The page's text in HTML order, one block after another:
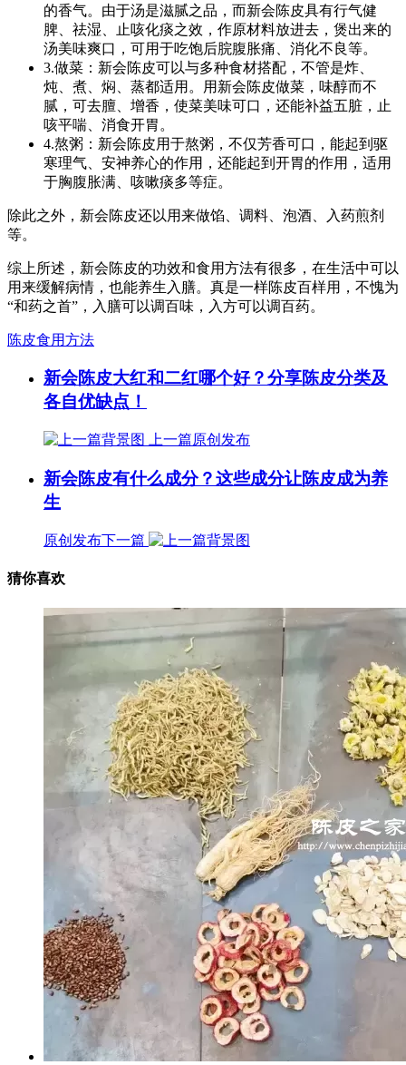
的香气。由于汤是滋腻之品，而新会陈皮具有行气健
脾、祛湿、止咳化痰之效，作原材料放进去，煲出来的
汤美味爽口，可用于吃饱后脘腹胀痛、消化不良等。
3.做菜：新会陈皮可以与多种食材搭配，不管是炸、
炖、煮、焖、蒸都适用。用新会陈皮做菜，味醇而不
腻，可去膻、增香，使菜美味可口，还能补益五脏，止
咳平喘、消食开胃。
4.熬粥：新会陈皮用于熬粥，不仅芳香可口，能起到驱
寒理气、安神养心的作用，还能起到开胃的作用，适用
于胸腹胀满、咳嗽痰多等症。
除此之外，新会陈皮还以用来做馅、调料、泡酒、入药煎剂
等。
综上所述，新会陈皮的功效和食用方法有很多，在生活中可以
用来缓解病情，也能养生入膳。真是一样陈皮百样用，不愧为
“和药之首”，入膳可以调百味，入方可以调百药。
陈皮食用方法
新会陈皮大红和二红哪个好？分享陈皮分类及
各自优缺点！
上一篇原创发布
新会陈皮有什么成分？这些成分让陈皮成为养
生
原创发布下一篇
猜你喜欢